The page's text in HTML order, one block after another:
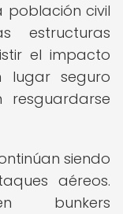
civil
estructuras
el impacto
lugar seguro
siendo
aéreos.
bunkers